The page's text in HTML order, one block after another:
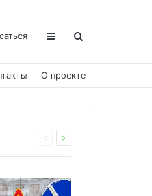
О проекте